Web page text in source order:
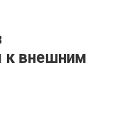
к внешним